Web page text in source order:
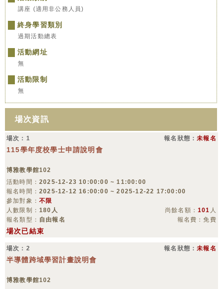
講座 (適用非公務人員)
終身學習類別
過期活動總表
活動網址
無
活動限制
無
場次資訊
場次：1 報名狀態：未報名
115學年度校學士申請說明會
博雅教學館102
活動時間： 2025-12-23 10:00:00 ~ 11:00:00
報名時間： 2025-12-12 16:00:00 ~ 2025-12-22 17:00:00
參加對象： 不限
人數限制： 180人 尚餘名額： 101 人
報名類型： 自由報名 報名費：免費
場次已結束
場次：2 報名狀態：未報名
半導體跨域學習計畫說明會
博雅教學館102